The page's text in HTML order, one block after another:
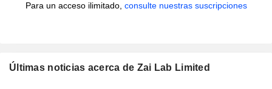
Para un acceso ilimitado, consulte nuestras suscripciones
Últimas noticias acerca de Zai Lab Limited